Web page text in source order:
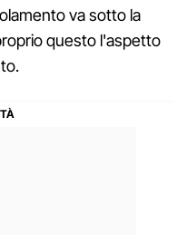
va sotto la
questo l'aspetto